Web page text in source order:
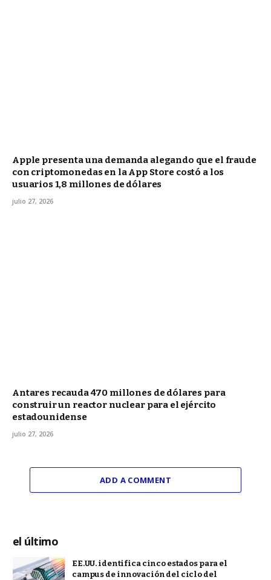
Apple presenta una demanda alegando que el fraude
con criptomonedas en la App Store costó a los
usuarios 1,8 millones de dólares
julio 27, 2026
Antares recauda 470 millones de dólares para
construir un reactor nuclear para el ejército
estadounidense
julio 27, 2026
ADD A COMMENT
el último
EE.UU. identifica cinco estados para el
campus de innovación del ciclo del